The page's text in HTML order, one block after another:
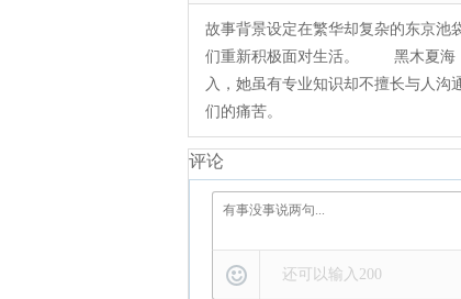
故事背景设定在繁华却复杂的东京池
们重新积极面对生活。 黑木夏海（
入，她虽有专业知识却不擅长与人
们的痛苦。
评论
还可以输入 200